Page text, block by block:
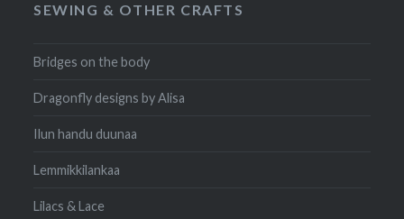
SEWING & OTHER CRAFTS
Bridges on the body
Dragonfly designs by Alisa
Ilun handu duunaa
Lemmikkilankaa
Lilacs & Lace